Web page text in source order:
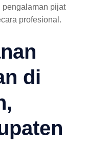
pengalaman pijat
profesional.
di